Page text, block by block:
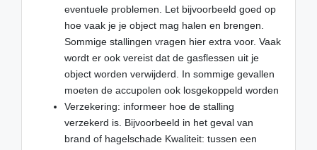
eventuele problemen. Let bijvoorbeeld goed op
hoe vaak je je object mag halen en brengen.
Sommige stallingen vragen hier extra voor. Vaak
wordt er ook vereist dat de gasflessen uit je
object worden verwijderd. In sommige gevallen
moeten de accupolen ook losgekoppeld worden
Verzekering: informeer hoe de stalling
verzekerd is. Bijvoorbeeld in het geval van
brand of hagelschade Kwaliteit: tussen een